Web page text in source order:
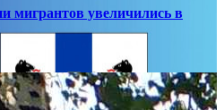
мигрантов увеличились в